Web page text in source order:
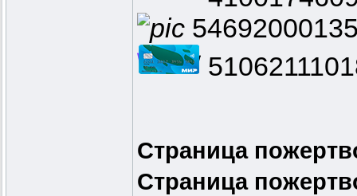
Страница
Страница